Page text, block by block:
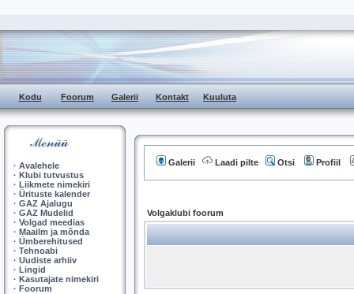
Kodu Foorum Galerii Kontakt Kuuluta
· Avalehele
· Klubi tutvustus
· Liikmete nimekiri
· Ürituste kalender
· GAZ Ajalugu
· GAZ Mudelid
· Volgad meedias
· Maailm ja mõnda
· Ümberehitused
· Tehnoabi
· Uudiste arhiiv
· Lingid
· Kasutajate nimekiri
· Foorum
Galerii Laadi pilte Otsi Profiil
Volgaklubi foorum